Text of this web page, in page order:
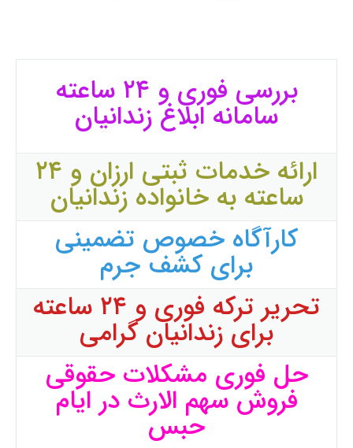
بررسی فوری و ۲۴ ساعته
سامانه ابلاغ زندانیان
ارائه خدمات ثبتی ارزان و ۲۴
ساعته به خانواده زندانیان
کارآگاه خصوص تضمینی
برای کشف جرم
تحریر ترکه فوری و ۲۴ ساعته
برای زندانیان گرامی
حل فوری مشکلات حقوقی
فروش سهم الارث در ایام
حبس